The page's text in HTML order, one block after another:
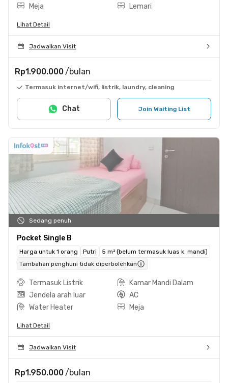
Meja
Lemari
Lihat Detail
Jadwalkan Visit
Rp1.900.000 /bulan
Termasuk internet/wifi, listrik, laundry, cleaning
Join Waiting List
Chat
Sedang penuh
Pocket Single B
Harga untuk 1 orang Putri
5 m² (belum termasuk luas k. mandi)
Tambahan penghuni tidak diperbolehkan
Termasuk Listrik
Kamar Mandi Dalam
Jendela arah luar
AC
Water Heater
Meja
Lihat Detail
Jadwalkan Visit
Rp1.950.000 /bulan